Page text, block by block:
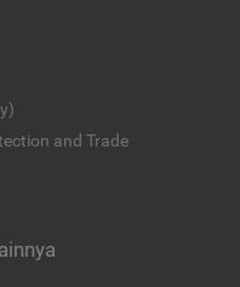
and Trade